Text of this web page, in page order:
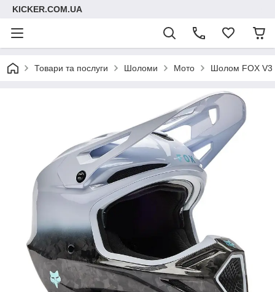
KICKER.COM.UA
Товари та послуги Шоломи Мото Шолом FOX V3